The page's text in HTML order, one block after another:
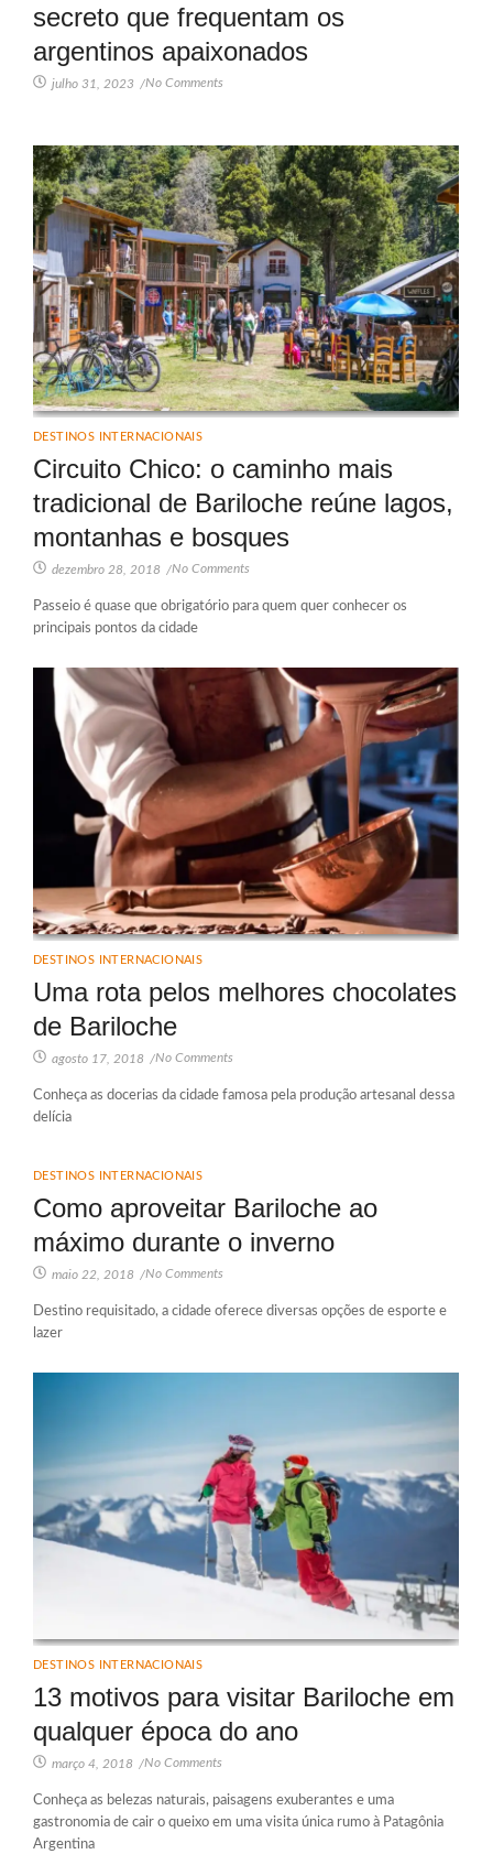
secreto que frequentam os
argentinos apaixonados
julho 31, 2023 /No Comments
DESTINOS INTERNACIONAIS
Circuito Chico: o caminho mais
tradicional de Bariloche reúne lagos,
montanhas e bosques
dezembro 28, 2018 /No Comments
Passeio é quase que obrigatório para quem quer conhecer os
principais pontos da cidade
DESTINOS INTERNACIONAIS
Uma rota pelos melhores chocolates
de Bariloche
agosto 17, 2018 /No Comments
Conheça as docerias da cidade famosa pela produção artesanal dessa
delícia
DESTINOS INTERNACIONAIS
Como aproveitar Bariloche ao
máximo durante o inverno
maio 22, 2018 /No Comments
Destino requisitado, a cidade oferece diversas opções de esporte e
lazer
DESTINOS INTERNACIONAIS
13 motivos para visitar Bariloche em
qualquer época do ano
março 4, 2018 /No Comments
Conheça as belezas naturais, paisagens exuberantes e uma
gastronomia de cair o queixo em uma visita única rumo à Patagônia
Argentina